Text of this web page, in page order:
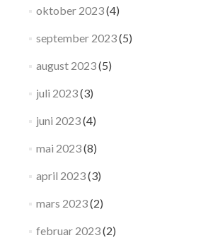
oktober 2023(4)
september 2023(5)
august 2023(5)
juli 2023(3)
juni 2023(4)
mai 2023(8)
april 2023(3)
mars 2023(2)
februar 2023(2)